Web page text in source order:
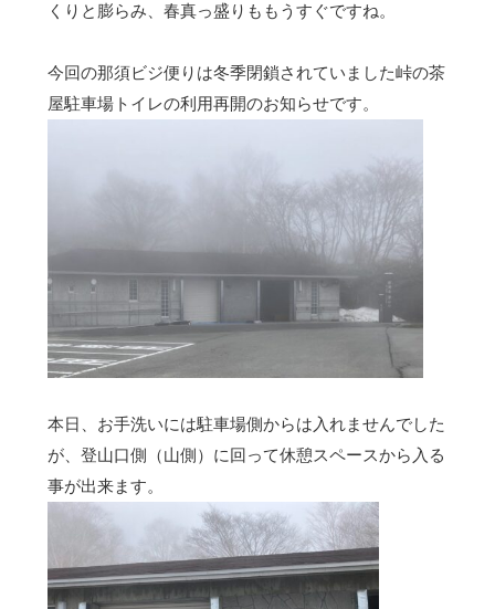
くりと膨らみ、春真っ盛りももうすぐですね。
今回の那須ビジ便りは冬季閉鎖されていました峠の茶
屋駐車場トイレの利用再開のお知らせです。
本日、お手洗いには駐車場側からは入れませんでした
が、登山口側（山側）に回って休憩スペースから入る
事が出来ます。